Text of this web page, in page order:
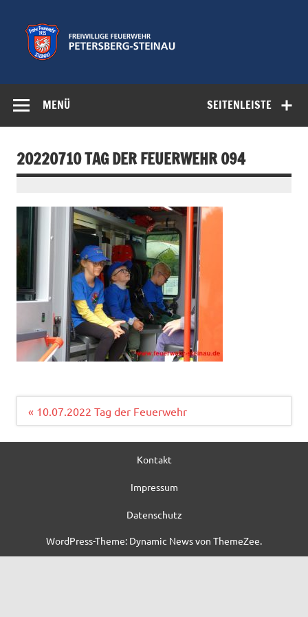
springen
Feuerwehr
Petersberg-
SEITENLEISTE
MENÜ
20220710 TAG DER FEUERWEHR 094
Beitragsnavigation
« 10.07.2022 Tag der Feuerwehr
Kontakt
Impressum
Datenschutz
WordPress-Theme: Dynamic News von ThemeZee.